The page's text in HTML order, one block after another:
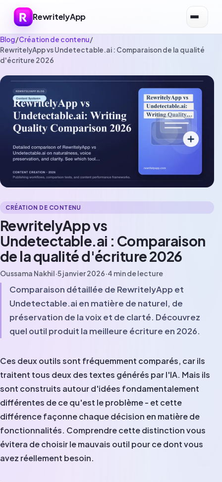
RewritelyApp
Blog/Création de contenu/
RewritelyApp vs Undetectable.ai : Comparaison de la qualité
d'écriture 2026
CRÉATION DE CONTENU
RewritelyApp vs
Undetectable.ai : Comparaison
de la qualité d'écriture 2026
Oussama Nakhil·5 janvier 2026·4 min de lecture
Comparaison détaillée de RewritelyApp et
Undetectable.ai en matière de naturel, de
préservation de la voix et de clarté. Découvrez
quel outil produit la meilleure écriture en 2026.
Ces deux outils sont fréquemment comparés, car ils
traitent tous deux des textes générés par l'IA. Mais ils
sont construits autour d'idées fondamentalement
différentes de ce qu'est le problème - et cette
différence façonne chaque décision en matière de
fonctionnalités. Comprendre cette distinction vous
évitera de choisir le mauvais outil pour ce dont vous
avez réellement besoin.